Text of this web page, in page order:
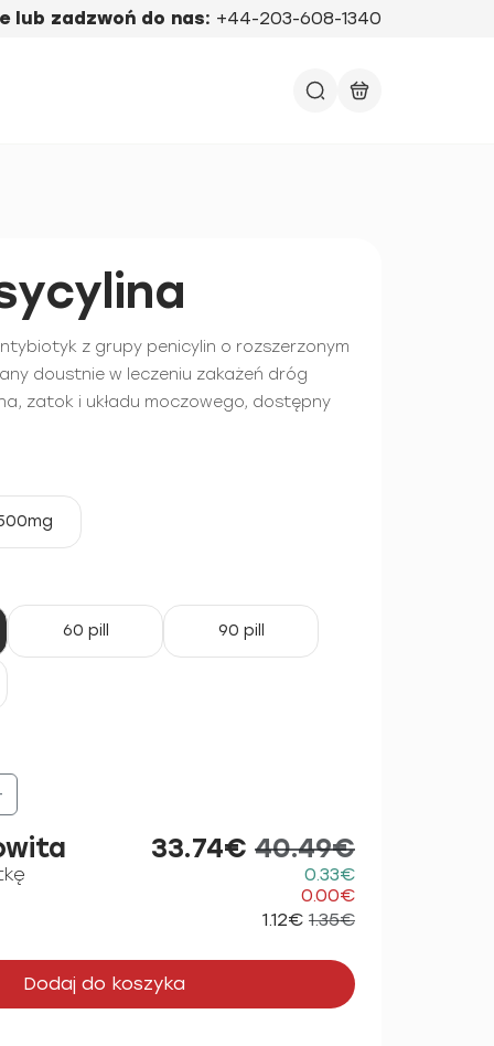
lub zadzwoń do nas: +44-203-608-1340
z grupy penicylin o rozszerzonym
doustnie w leczeniu zakażeń dróg
zatok i układu moczowego, dostępny
60 pill 90 pill
33.74€ 40.49€
0.33€
0.00€
1.12€ 1.35€
Dodaj do koszyka